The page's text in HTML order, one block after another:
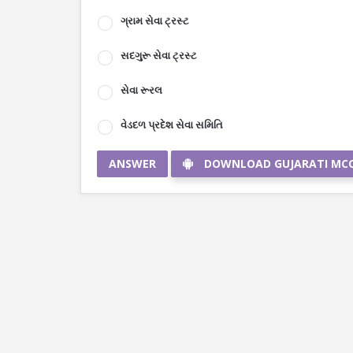
ગ્રામ સેવા ટ્રસ્ટ
સદગુરૂ સેવા ટ્રસ્ટ
સેવા રૂરલ
વેડદળ પ્રદેશ સેવા સમિતિ
ANSWER DOWNLOAD GUJARATI